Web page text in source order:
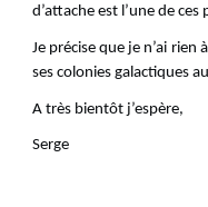
d’attache est l’une de
Je précise que je n’ai
ses colonies galactiques
A très bientôt j’espère,
Serge